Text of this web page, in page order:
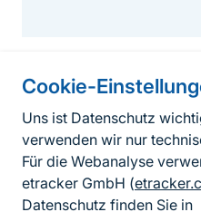
Cookie-
Uns ist Datenschutz
verwenden wir nur
Für die Webanalyse
etracker GmbH (
Datenschutz finden Sie in
Informationen zur
Fußzeile